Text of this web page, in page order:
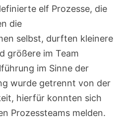
elf Prozesse, die
die
selbst, durften kleinere
größere im Team
im Sinne der
wurde getrennt von der
hierfür konnten sich
Prozessteams melden.